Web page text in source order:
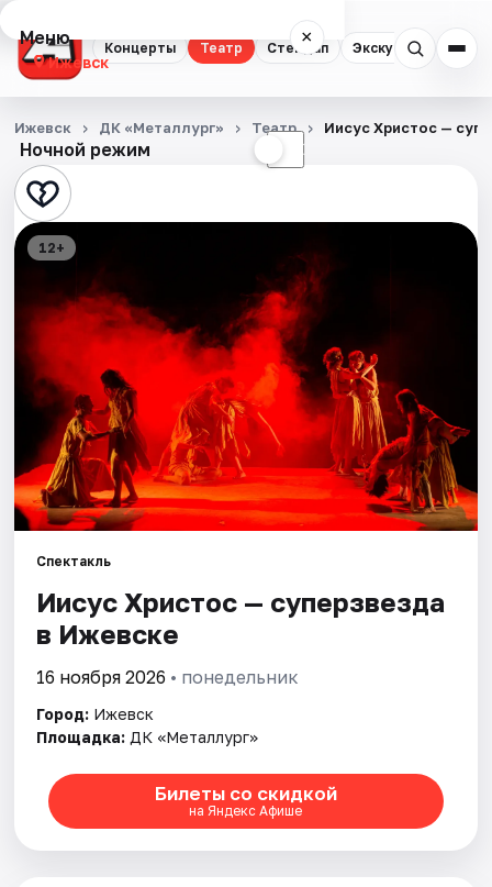
Концерты Театр Стендап Экскурсии
Меню ×
Ижевск
Концерты
Театр
Стендап
Спорт
События
Города
Площадки
Рейтинги
Ночной режим ☾
Ижевск ДК «Металлург» Театр Иисус Христос —
12+
Спектакль
Иисус Христос — суперзвезда
в Ижевске
16 ноября 2026 • понедельник
Город: Ижевск
Площадка: ДК «Металлург»
Билеты со скидкой
на Яндекс Афише